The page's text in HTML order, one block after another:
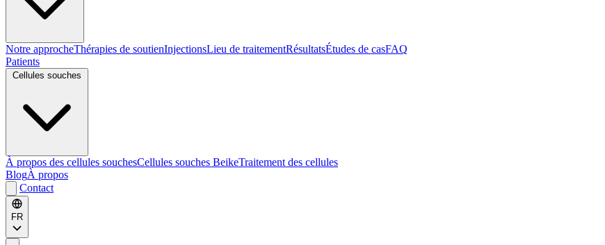
Notre approcheThérapies de soutienInjectionsLieu de traitementRésultatsÉtudes de casFAQ
Patients
À propos des cellules souchesCellules souches BeikeTraitement des cellules
BlogÀ propos
Contact
FR